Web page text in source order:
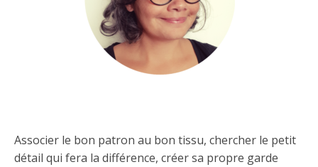
Associer le bon patron au bon tissu, chercher le petit
détail qui fera la différence, créer sa propre garde